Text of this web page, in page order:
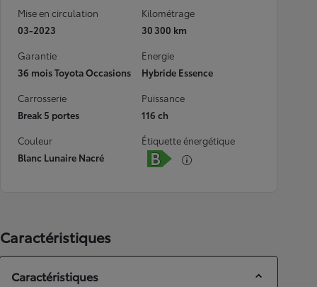
Mise en circulation
03-2023
Kilométrage
30 300 km
Garantie
36 mois Toyota Occasions
Energie
Hybride Essence
Carrosserie
Break 5 portes
Puissance
116 ch
Couleur
Blanc Lunaire Nacré
Étiquette énergétique
Caractéristiques
Caractéristiques